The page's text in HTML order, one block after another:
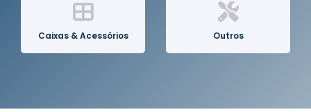
Caixas & Acessórios Outros